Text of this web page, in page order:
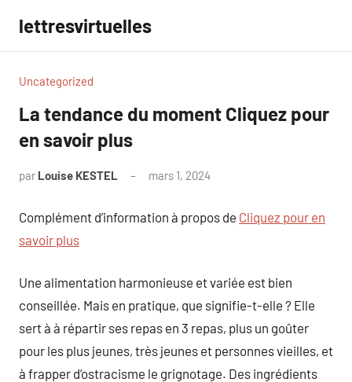
contenu
lettresvirtuelles
Uncategorized
La tendance du moment Cliquez pour
en savoir plus
par Louise KESTEL mars 1, 2024
Complément d’information à propos de Cliquez pour en
savoir plus
Une alimentation harmonieuse et variée est bien
conseillée. Mais en pratique, que signifie-t-elle ? Elle
sert à à répartir ses repas en 3 repas, plus un goûter
pour les plus jeunes, très jeunes et personnes vieilles, et
à frapper d’ostracisme le grignotage. Des ingrédients